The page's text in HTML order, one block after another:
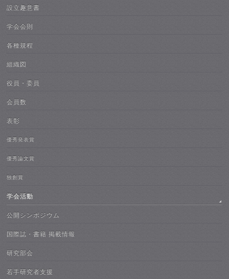
設立趣意書
学会会則
各種規程
組織図
役員・委員
会員数
表彰
優秀発表賞
優秀論文賞
独創賞
学会活動
公開シンポジウム
国際誌・書籍 掲載情報
研究部会
若手研究者支援